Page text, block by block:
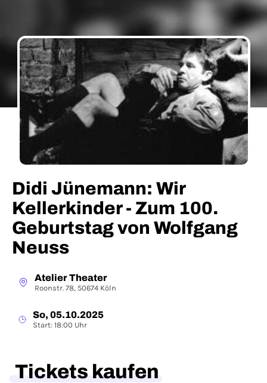
Didi Jünemann: Wir
Kellerkinder - Zum 100.
Geburtstag von Wolfgang
Neuss
Atelier Theater
Roonstr. 78, 50674 Köln
So, 05.10.2025
Start: 18:00 Uhr
Tickets kaufen